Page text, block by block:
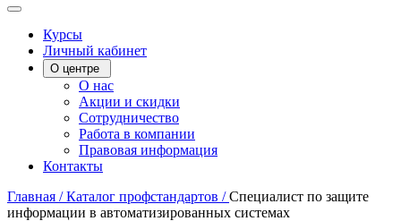
Курсы
Личный кабинет
О центре
О нас
Акции и скидки
Сотрудничество
Работа в компании
Правовая информация
Контакты
Главная /Каталог профстандартов /Специалист по защите
информации в автоматизированных системах